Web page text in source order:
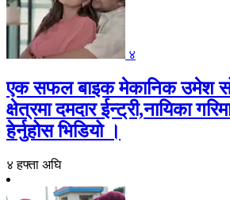
४
एक सफल बाइक मेकानिक उमेश
क्षेत्रमा दमदार ईन्ट्री,नायिका
हेर्नुहोस भिडियो ।
४ हफ्ता अघि